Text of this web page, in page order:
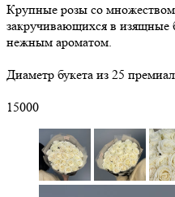
Крупные розы со
закручивающихся в изящные
нежным ароматом.
Диаметр букета из 25
15000